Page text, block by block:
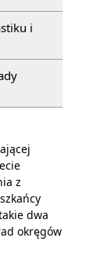
i
z
dwa
okręgów